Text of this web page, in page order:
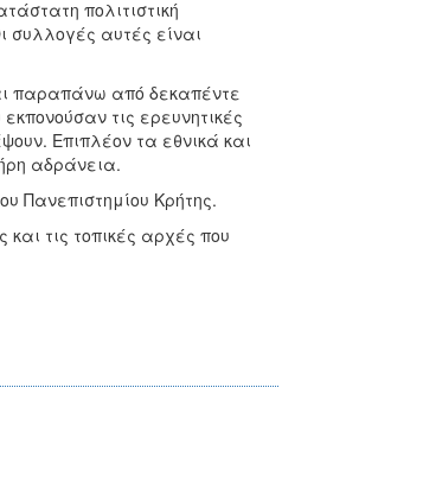
πολιτιστική
συλλογές αυτές είναι
παραπάνω από δεκαπέντε
τις ερευνητικές
Επιπλέον τα εθνικά και
αδράνεια.
Πανεπιστημίου Κρήτης.
τις τοπικές αρχές που